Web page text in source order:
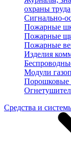
охраны труда
Сигнально-
Пожарные
Пожарные
Пожарные
Изделия
Модули
Порошковые
Средства и